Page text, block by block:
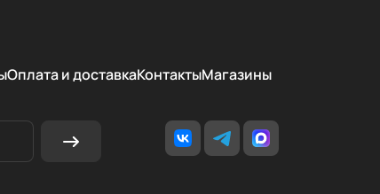
Оплата и доставкаКонтактыМагазины